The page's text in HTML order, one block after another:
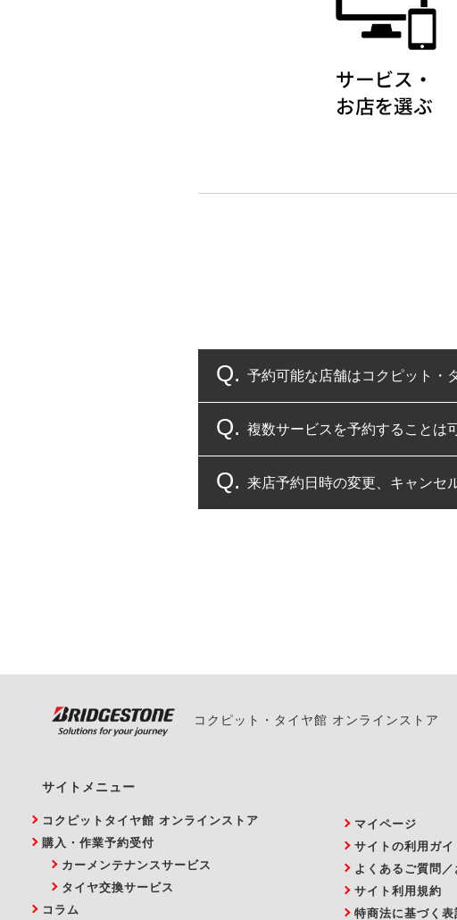
予約可能な店舗はコクピット・
コクピット・タイヤ館のみとな
複数サービスを予約することは
複数サービスのご予約は可能で
来店予約日時の変更、キャンセ
また、やむを得ない事由によ
コクピット・タイヤ館 オンラインストア
サイトメニュー
コクピットタイヤ館 オンラインストア
購入・作業予約受付
カーメンテナンスサービス
タイヤ交換サービス
コラム
マイページ
サイトの利用ガイ
よくあるご質問
サイト利用規約
特商法に基づく表